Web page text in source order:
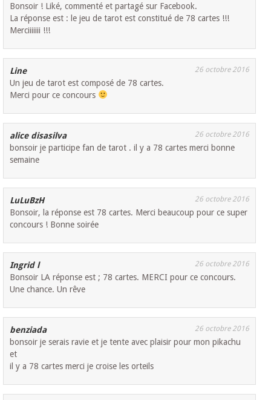
Bonsoir ! Liké, commenté et partagé sur Facebook.
La réponse est : le jeu de tarot est constitué de 78 cartes !!!
Merciiiiiii !!!
Line 26 octobre 2016
Un jeu de tarot est composé de 78 cartes.
Merci pour ce concours
alice disasilva 26 octobre 2016
bonsoir je participe fan de tarot . il y a 78 cartes merci bonne
semaine
LuLuBzH 26 octobre 2016
Bonsoir, la réponse est 78 cartes. Merci beaucoup pour ce super
concours ! Bonne soirée
Ingrid l 26 octobre 2016
Bonsoir LA réponse est ; 78 cartes. MERCI pour ce concours.
Une chance. Un rêve
benziada 26 octobre 2016
bonsoir je serais ravie et je tente avec plaisir pour mon pikachu
et
il y a 78 cartes merci je croise les orteils